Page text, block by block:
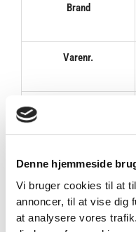
Denne hjemmeside
Vi bruger cookies til at
annoncer, til at vise dig
at analysere vores
Brand
Varenr.
Materiale